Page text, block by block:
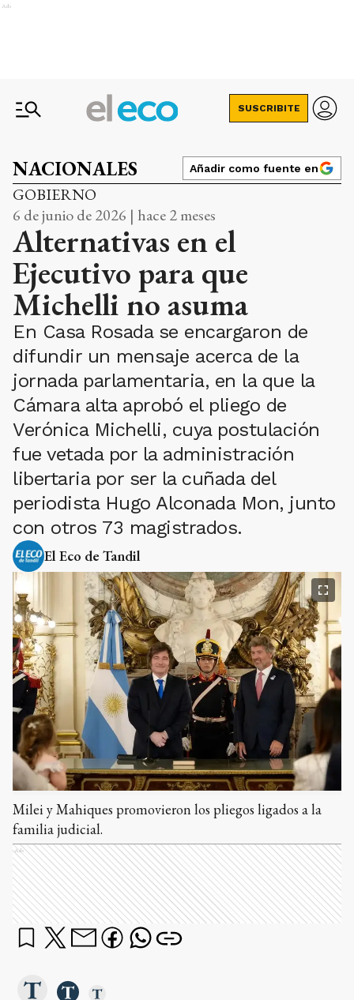
Ads
SUSCRIBITE
NACIONALES Añadir como fuente en
GOBIERNO
6 de junio de 2026 | hace 2 meses
Alternativas en el
Ejecutivo para que
Michelli no asuma
En Casa Rosada se encargaron de
difundir un mensaje acerca de la
jornada parlamentaria, en la que la
Cámara alta aprobó el pliego de
Verónica Michelli, cuya postulación
fue vetada por la administración
libertaria por ser la cuñada del
periodista Hugo Alconada Mon, junto
con otros 73 magistrados.
El Eco de Tandil
Milei y Mahiques promovieron los pliegos ligados a la
familia judicial.
Ads